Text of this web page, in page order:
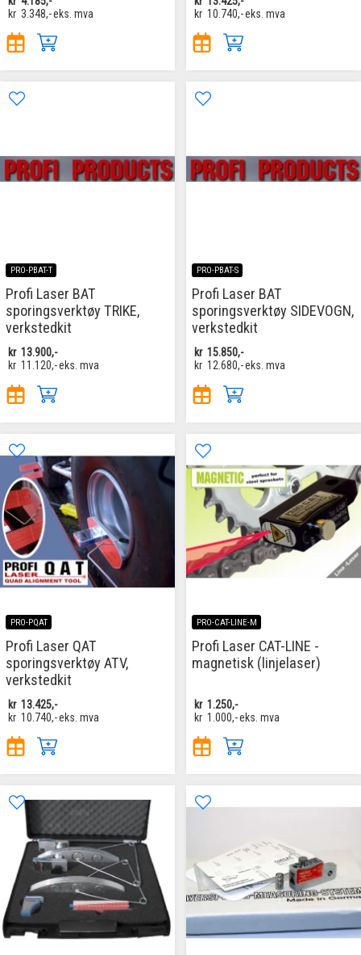
kr 3.348,-eks. mva
kr 10.740,-eks. mva
PRO-PBAT-T
Profi Laser BAT
sporingsverktøy TRIKE,
verkstedkit
kr 13.900,-
kr 11.120,-eks. mva
PRO-PBAT-S
Profi Laser BAT
sporingsverktøy SIDEVOGN,
verkstedkit
kr 15.850,-
kr 12.680,-eks. mva
PRO-PQAT
Profi Laser QAT
sporingsverktøy ATV,
verkstedkit
kr 13.425,-
kr 10.740,-eks. mva
PRO-CAT-LINE-M
Profi Laser CAT-LINE -
magnetisk (linjelaser)
kr 1.250,-
kr 1.000,-eks. mva